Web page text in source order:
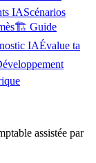
IAScénarios
🏗️ Guide
IAÉvalue ta
assistée par